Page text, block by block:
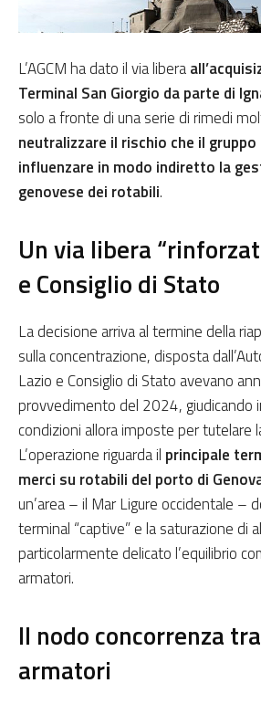
L’AGCM ha dato il via libera
Terminal San Giorgio da parte di
solo a fronte di una serie di rimedi
neutralizzare il rischio che il gruppo
influenzare in modo indiretto la
genovese dei rotabili.
Un via libera
e Consiglio di Stato
La decisione arriva al termine della
sulla concentrazione, disposta
Lazio e Consiglio di Stato avevano
provvedimento del 2024, giudicando
condizioni allora imposte per tutelare
L’operazione riguarda il principale
merci su rotabili del porto di
un’area – il Mar Ligure occidentale –
terminal “captive” e la saturazione di
particolarmente delicato l’equilibrio
armatori.
Il nodo concorrenza
armatori